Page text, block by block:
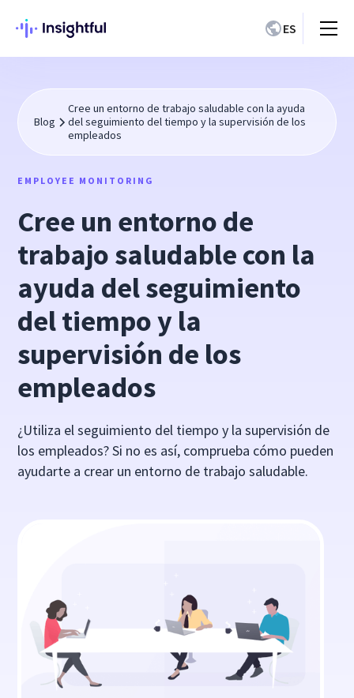
ES
Blog
Cree un entorno de trabajo saludable con la ayuda
del seguimiento del tiempo y la supervisión de los
empleados
EMPLOYEE MONITORING
Cree un entorno de
trabajo saludable con la
ayuda del seguimiento
del tiempo y la
supervisión de los
empleados
¿Utiliza el seguimiento del tiempo y la supervisión de
los empleados? Si no es así, comprueba cómo pueden
ayudarte a crear un entorno de trabajo saludable.